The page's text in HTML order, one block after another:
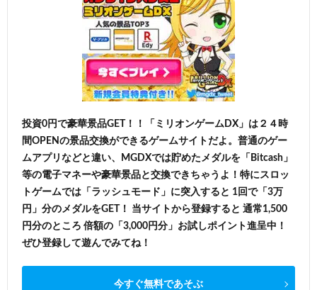
投資0円で豪華景品GET！！「ミリオンゲームDX」は２４時
間OPENの景品交換ができるゲームサイトだよ。普通のゲー
ムアプリなどと違い、MGDXでは貯めたメダルを「Bitcash」
等の電子マネーや豪華景品と交換できちゃうよ！特にスロッ
トゲームでは「ラッシュモード」に突入すると 1回で「3万
円」分のメダルをGET！ 当サイトから登録すると 通常1,500
円分のところ 倍額の「3,000円分」お試しポイント進呈中！
ぜひ登録して遊んでみてね！
今すぐ無料であそぶ